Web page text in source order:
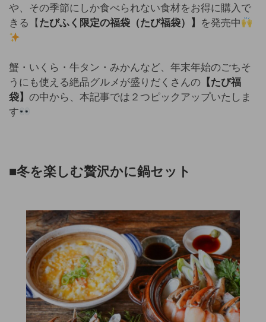
や、その季節にしか食べられない食材をお得に購入で
きる【 たびふく限定の福袋（たび福袋）】 を発売中
蟹・いくら・牛タン・みかんなど、年末年始のごちそ
うにも使える絶品グルメが盛りだくさんの 【たび福
袋】 の中から、本記事では２つピックアップいたしま
す
■冬を楽しむ贅沢かに鍋セット